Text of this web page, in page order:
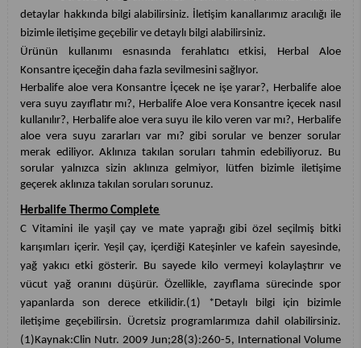
detaylar hakkında bilgi alabilirsiniz. İletişim kanallarımız aracılığı ile
bizimle iletişime geçebilir ve detaylı bilgi alabilirsiniz.
Ürünün kullanımı esnasında ferahlatıcı etkisi, Herbal Aloe
Konsantre içeceğin daha fazla sevilmesini sağlıyor.
Herbalife aloe vera Konsantre İçecek ne işe yarar?, Herbalife aloe
vera suyu zayıflatır mı?, Herbalife Aloe vera Konsantre içecek nasıl
kullanılır?, Herbalife aloe vera suyu ile kilo veren var mı?, Herbalife
aloe vera suyu zararları var mı? gibi sorular ve benzer sorular
merak ediliyor. Aklınıza takılan soruları tahmin edebiliyoruz. Bu
sorular yalnızca sizin aklınıza gelmiyor, lütfen bizimle iletişime
geçerek aklınıza takılan soruları sorunuz.
Herbalife Thermo Complete
C Vitamini ile yaşil çay ve mate yaprağı gibi özel seçilmiş bitki
karışımları içerir. Yeşil çay, içerdiği Kateşinler ve kafein sayesinde,
yağ yakıcı etki gösterir. Bu sayede kilo vermeyi kolaylaştırır ve
vücut yağ oranını düşürür. Özellikle, zayıflama sürecinde spor
yapanlarda son derece etkilidir.(1) *Detaylı bilgi için bizimle
iletişime geçebilirsin. Ücretsiz programlarımıza dahil olabilirsiniz.
(1)Kaynak:Clin Nutr. 2009 Jun;28(3):260-5, International Volume